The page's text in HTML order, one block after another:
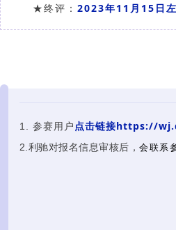
★终评： 2023年11月15日
1. 参赛用户 点击链接https://
2.利驰对报名信息审核后，会联系